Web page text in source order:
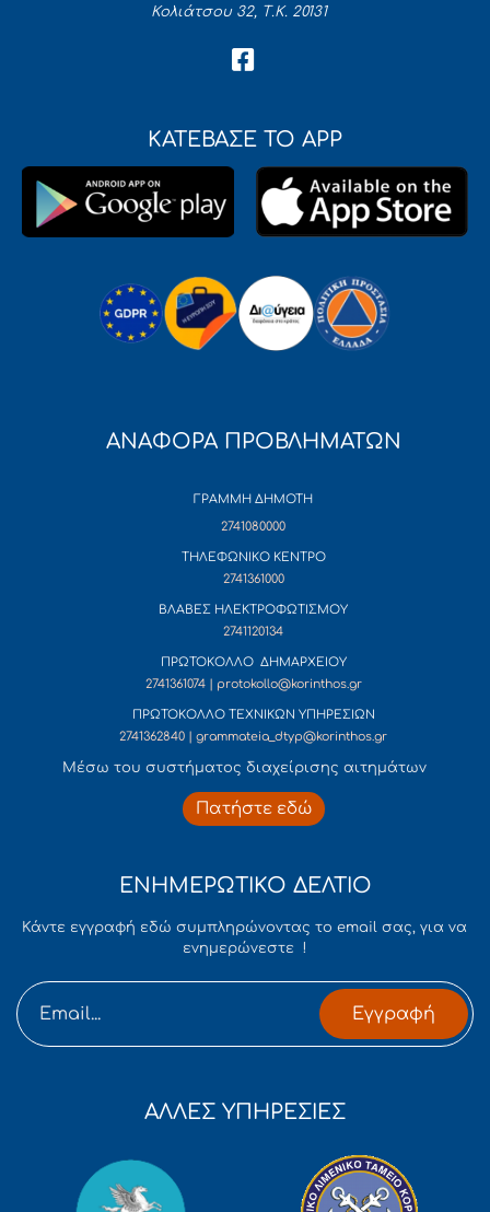
Κολιάτσου 32, Τ.Κ. 20131
ΚΑΤΕΒΑΣΕ ΤΟ APP
ΑΝΑΦΟΡΑ ΠΡΟΒΛΗΜΑΤΩΝ
ΓΡΑΜΜΗ ΔΗΜΟΤΗ
2741080000
ΤΗΛΕΦΩΝΙΚΟ ΚΕΝΤΡΟ
2741361000
ΒΛΑΒΕΣ ΗΛΕΚΤΡΟΦΩΤΙΣΜΟΥ
2741120134
ΠΡΩΤΟΚΟΛΛΟ ΔΗΜΑΡΧΕΙΟΥ
2741361074 | protokollo@korinthos.gr
ΠΡΩΤΟΚΟΛΛΟ ΤΕΧΝΙΚΩΝ ΥΠΗΡΕΣΙΩΝ
2741362840 | grammateia_dtyp@korinthos.gr
Mέσω του συστήματος διαχείρισης αιτημάτων
Πατήστε εδώ
ΕΝΗΜΕΡΩΤΙΚΟ ΔΕΛΤΙΟ
Κάντε εγγραφή εδώ συμπληρώνοντας το email σας, για να
ενημερώνεστε !
Εγγραφή
ΑΛΛΕΣ ΥΠΗΡΕΣΙΕΣ